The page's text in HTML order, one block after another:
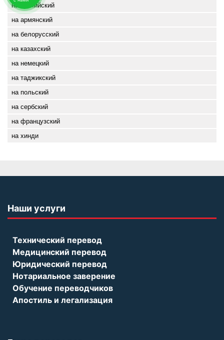
на английский
на армянский
на белорусский
на казахский
на немецкий
на таджикский
на польский
на сербский
на французский
на хинди
Наши услуги
Технический перевод
Медицинский перевод
Юридический перевод
Нотариальное заверение
Обучение переводчиков
Апостиль и легализация